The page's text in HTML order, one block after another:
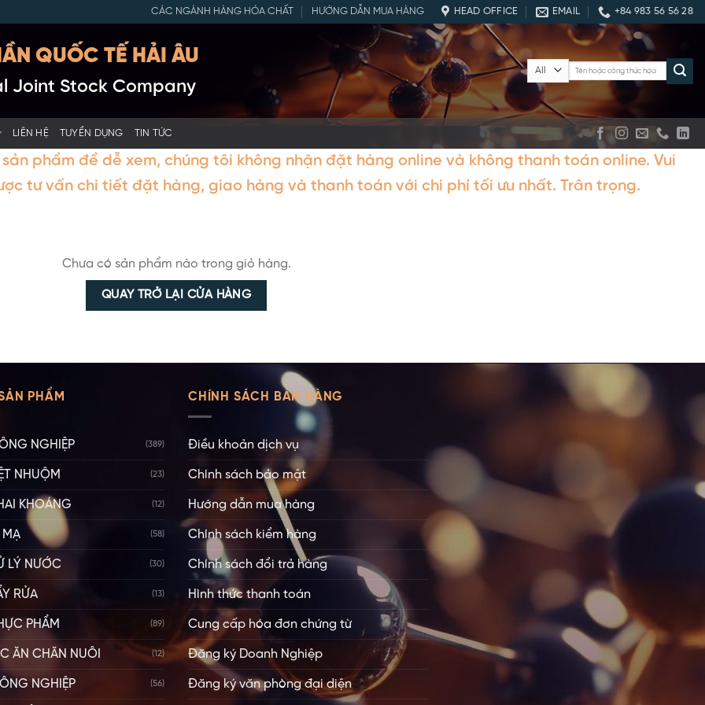
CÁC NGÀNH HÀNG HÓA CHẤT HƯỚNG DẪN MUA HÀNG HEAD OFFICE EMAIL +84 983 56 56 28
QUỐC TẾ HẢI ÂU
Joint Stock Company
Tìm
kiếm:
LIÊN HỆ TUYỂN DỤNG TIN TỨC
phẩm để dễ xem, chúng tôi không nhận đặt hàng online và không thanh toán online. Vui
tư vấn chi tiết đặt hàng, giao hàng và thanh toán với chi phí tối ưu nhất. Trân trọng.
Chưa có sản phẩm nào trong giỏ hàng.
QUAY TRỞ LẠI CỬA HÀNG
PHẨM
NGHIỆP (389)
NHUỘM (23)
KHOÁNG (12)
MẠ (58)
LÝ NƯỚC (30)
RỬA (13)
PHẨM (89)
ĂN CHĂN NUÔI (12)
NGHIỆP (56)
CHÍNH SÁCH BÁN HÀNG
Điều khoản dịch vụ
Chính sách bảo mật
Hướng dẫn mua hàng
Chính sách kiểm hàng
Chính sách đổi trả hàng
Hình thức thanh toán
Cung cấp hóa đơn chứng từ
Đăng ký Doanh Nghiệp
Đăng ký văn phòng đại diện